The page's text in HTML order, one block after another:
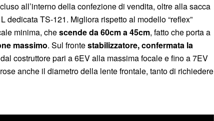
all’interno della confezione di vendita, oltre alla sacca
dedicata TS-121. Migliora rispetto al modello “reflex”
minima, chescende da 60cm a 45cm, fatto che porta a
massimo. Sul frontestabilizzatore, confermata la
costruttore pari a 6EV alla massima focale e fino a 7EV
anche il diametro della lente frontale, tanto di richiedere